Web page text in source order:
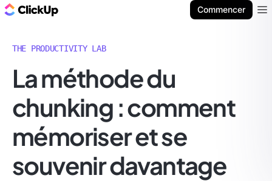
Commencer
THE PRODUCTIVITY LAB
La méthode du
chunking : comment
mémoriser et se
souvenir davantage